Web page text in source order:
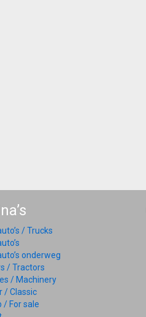
/ Trucks
onderweg
/ Tractors
/ Machinery
/ Classic
/ For sale